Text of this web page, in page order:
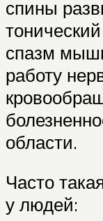
спины
спазм
работу
области.
Часто
у людей: